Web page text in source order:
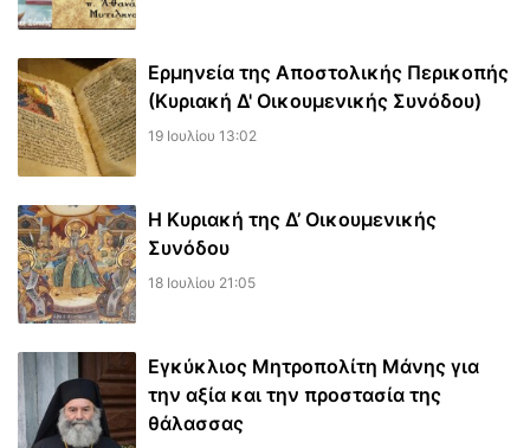
Ερμηνεία της Αποστολικής Περικοπής
(Κυριακή Δ' Οικουμενικής Συνόδου)
19 Ιουλίου 13:02
Η Κυριακή της Δ’ Οικουμενικής
Συνόδου
18 Ιουλίου 21:05
Εγκύκλιος Μητροπολίτη Μάνης για
την αξία και την προστασία της
θάλασσας